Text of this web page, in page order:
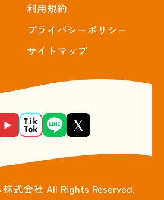
利用規約
プライバシーポリシー
サイトマップ
式会社 All Rights Reserved.